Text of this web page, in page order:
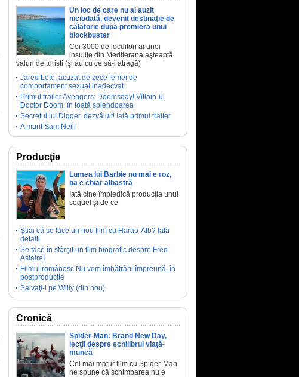
Un loc de care nu ai auzit
niciodată, devenit destinaţie de
călătorie după premiera unui
blockbuster
Cei 3000 de locuitori ai unei
insuliţe din Mediterana aşteaptă
valuri de turişti (şi au cu ce să-i atragă)
Jared Leto, acuzat de zece femei de
comportament sexual inadecvat
Primul trailer Avengers: Doomsday! Villain-ul
Doctor Doom, în toată splendoarea
Secretul lui Digger, dezvăluit! Iată primul trailer
A murit Sam Neill
Producţie
Lumea lui Barbie nu mai e roz,
ba e chiar albastră
Iată cine împiedică producţia unui
sequel şi de ce
Ştiai că se face un nou film cu Harap-Alb? Iată
detalii
Se face în sfârşit un film biografic despre Fred
Astaire!
Filmul românesc Nu vom îmbătrâni împreună, în
postproducţie
Salvaţi-l pe Willy (din nou)
Cronică
Spider-Man: Brand New Day,
lecţii despre echilibrul viaţă-
muncă
Cel mai matur film cu Spider-Man
ne spune că schimbarea nu e